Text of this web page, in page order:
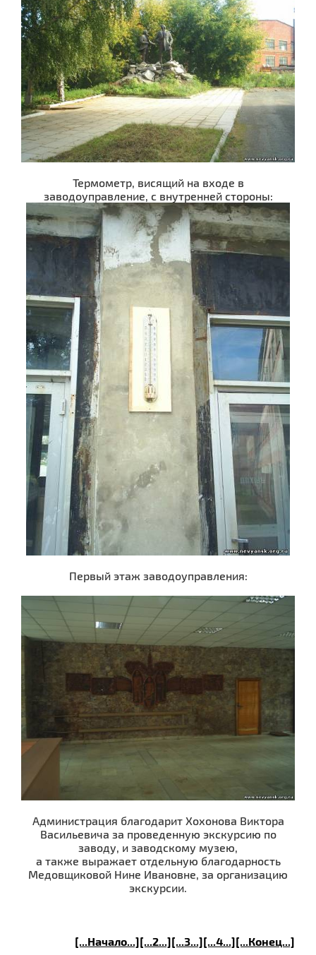
Термометр, висящий на входе в
заводоуправление, с внутренней стороны:
Первый этаж заводоуправления:
Администрация благодарит Хохонова Виктора
Васильевича за проведенную экскурсию по
заводу, и заводскому музею,
а также выражает отдельную благодарность
Медовщиковой Нине Ивановне, за организацию
экскурсии.
[...Начало...][...2...][...3...][...4...][...Конец...]